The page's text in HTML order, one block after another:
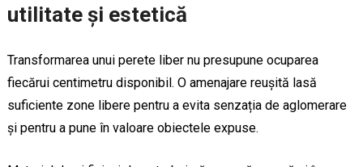
utilitate și estetică
Transformarea unui perete liber nu presupune ocuparea
fiecărui centimetru disponibil. O amenajare reușită lasă
suficiente zone libere pentru a evita senzația de aglomerare
și pentru a pune în valoare obiectele expuse.